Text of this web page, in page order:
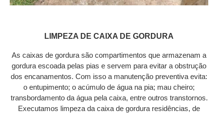
LIMPEZA DE CAIXA DE GORDURA
As caixas de gordura são compartimentos que armazenam a
gordura escoada pelas pias e servem para evitar a obstrução
dos encanamentos. Com isso a manutenção preventiva evita:
o entupimento; o acúmulo de água na pia; mau cheiro;
transbordamento da água pela caixa, entre outros transtornos.
Executamos limpeza da caixa de gordura residências, de